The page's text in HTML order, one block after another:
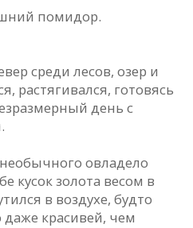
помидор.
среди лесов, озер и
растягивался, готовясь
день с
овладело
кусок золота весом в
в воздухе, будто
красивей, чем